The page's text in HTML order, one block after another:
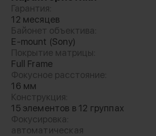
Гарантия:
12 месяцев
Байонет объектива:
E-mount (Sony)
Покрытие матрицы:
Full Frame
Фокусное расстояние:
16 мм
Конструкция:
15 элементов в 12 группах
Фокусировка:
автоматическая